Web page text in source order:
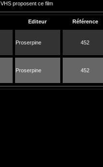
VHS proposent ce film
Editeur Référence
Proserpine 452
Proserpine 452